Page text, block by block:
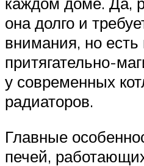
она долго и
внимания, но есть
притягательно-
у современных
радиаторов.
Главные
печей,